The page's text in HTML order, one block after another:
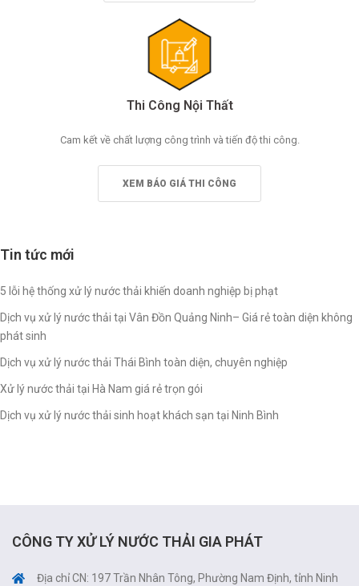
Thi Công Nội Thất
Cam kết về chất lượng công trình và tiến độ thi công.
XEM BÁO GIÁ THI CÔNG
Tin tức mới
5 lỗi hệ thống xử lý nước thải khiến doanh nghiệp bị phạt
Dịch vụ xử lý nước thải tại Vân Đồn Quảng Ninh– Giá rẻ toàn diện không
phát sinh
Dịch vụ xử lý nước thải Thái Bình toàn diện, chuyên nghiệp
Xử lý nước thải tại Hà Nam giá rẻ trọn gói
Dịch vụ xử lý nước thải sinh hoạt khách sạn tại Ninh Bình
CÔNG TY XỬ LÝ NƯỚC THẢI GIA PHÁT
Địa chỉ CN: 197 Trần Nhân Tông, Phường Nam Định, tỉnh Ninh